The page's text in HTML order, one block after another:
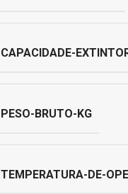
CAPACIDADE-
PESO-BRUTO-KG
TEMPERATURA-DE-